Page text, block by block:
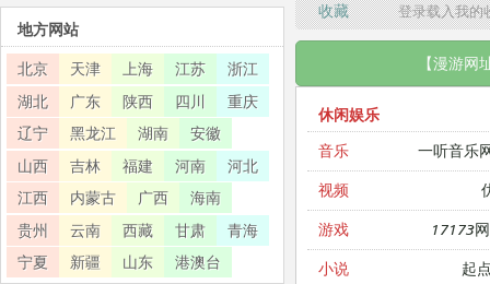
收藏 登录载入我
【漫游网
休闲娱乐
音乐
一听音乐
视频
游戏 17173
小说 起
地方网站
北京 天津 上海 江苏
浙江
湖北
广东 陕西 四川
重庆
辽宁
黑龙江 湖南
安徽
山西
吉林 福建 河南
河北
江西
内蒙古 广西
海南
贵州
云南 西藏 甘肃
青海
宁夏
新疆 山东 港澳台